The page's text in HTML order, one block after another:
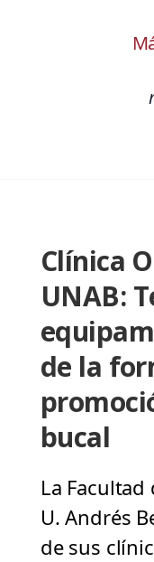
Clínica
UNAB:
de la
bucal
La
U. Andrés
de sus